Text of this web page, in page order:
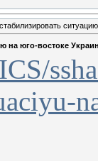
на юго-востоке